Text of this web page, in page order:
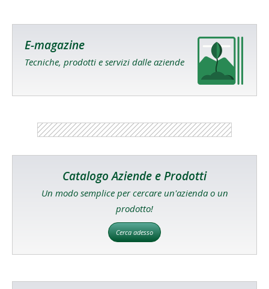
E-magazine
Tecniche, prodotti e servizi dalle aziende
Catalogo Aziende e Prodotti
Un modo semplice per cercare un'azienda o un
prodotto!
Cerca adesso